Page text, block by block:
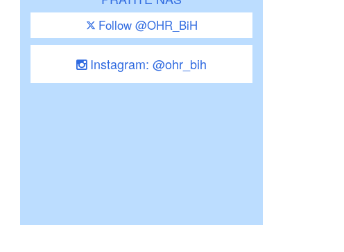
Follow @OHR_BiH
Instagram: @ohr_bih